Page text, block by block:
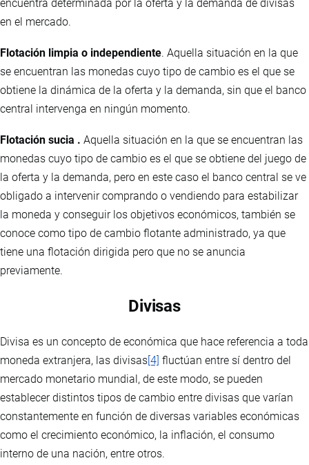
encuentra determinada por la oferta y la demanda de divisas
en el mercado.
Flotación limpia o independiente. Aquella situación en la que
se encuentran las monedas cuyo tipo de cambio es el que se
obtiene la dinámica de la oferta y la demanda, sin que el banco
central intervenga en ningún momento.
Flotación sucia . Aquella situación en la que se encuentran las
monedas cuyo tipo de cambio es el que se obtiene del juego de
la oferta y la demanda, pero en este caso el banco central se ve
obligado a intervenir comprando o vendiendo para estabilizar
la moneda y conseguir los objetivos económicos, también se
conoce como tipo de cambio flotante administrado, ya que
tiene una flotación dirigida pero que no se anuncia
previamente.
Divisas
Divisa es un concepto de económica que hace referencia a toda
moneda extranjera, las divisas[4] fluctúan entre sí dentro del
mercado monetario mundial, de este modo, se pueden
establecer distintos tipos de cambio entre divisas que varían
constantemente en función de diversas variables económicas
como el crecimiento económico, la inflación, el consumo
interno de una nación, entre otros.